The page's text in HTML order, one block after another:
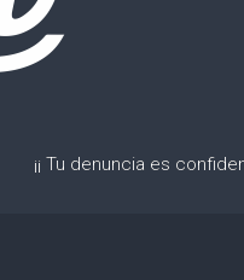
¡¡ Tu denuncia es